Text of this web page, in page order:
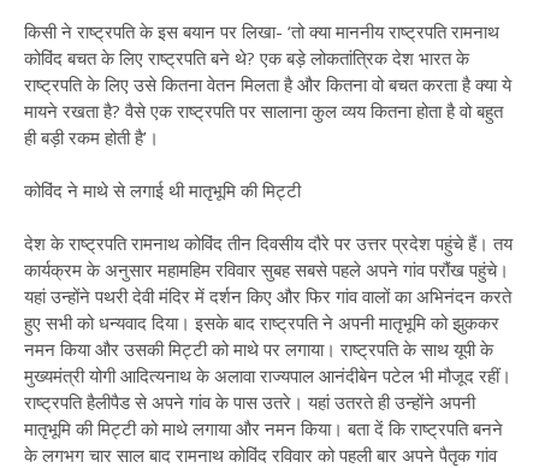
किसी ने राष्ट्रपति के इस बयान पर लिखा- ‘तो क्या माननीय राष्ट्रपति रामनाथ
कोविंद बचत के लिए राष्ट्रपति बने थे? एक बड़े लोकतांत्रिक देश भारत के
राष्ट्रपति के लिए उसे कितना वेतन मिलता है और कितना वो बचत करता है क्या ये
मायने रखता है? वैसे एक राष्ट्रपति पर सालाना कुल व्यय कितना होता है वो बहुत
ही बड़ी रकम होती है’।
कोविंद ने माथे से लगाई थी मातृभूमि की मिट्टी
देश के राष्ट्रपति रामनाथ कोविंद तीन दिवसीय दौरे पर उत्तर प्रदेश पहुंचे हैं। तय
कार्यक्रम के अनुसार महामहिम रविवार सुबह सबसे पहले अपने गांव परौंख पहुंचे।
यहां उन्होंने पथरी देवी मंदिर में दर्शन किए और फिर गांव वालों का अभिनंदन करते
हुए सभी को धन्यवाद दिया। इसके बाद राष्ट्रपति ने अपनी मातृभूमि को झुककर
नमन किया और उसकी मिट्टी को माथे पर लगाया। राष्ट्रपति के साथ यूपी के
मुख्यमंत्री योगी आदित्यनाथ के अलावा राज्यपाल आनंदीबेन पटेल भी मौजूद रहीं।
राष्ट्रपति हैलीपैड से अपने गांव के पास उतरे। यहां उतरते ही उन्होंने अपनी
मातृभूमि की मिट्टी को माथे लगाया और नमन किया। बता दें कि राष्ट्रपति बनने
के लगभग चार साल बाद रामनाथ कोविंद रविवार को पहली बार अपने पैतृक गांव